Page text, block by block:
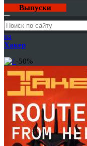
Выпуски
Годовая
подписка
на
Хакер
-50%